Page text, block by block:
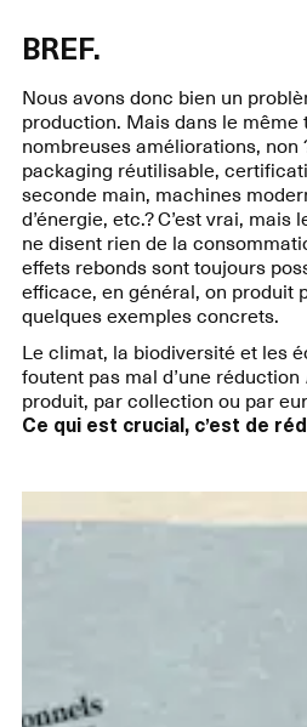
BREF.
Nous avons donc bien un
production. Mais dans le même
nombreuses améliorations,
packaging réutilisable,
seconde main, machines
d’énergie, etc.? C’est vrai,
ne disent rien de la
effets rebonds sont toujours
efficace, en général, on produit
quelques exemples concrets.
Le climat, la biodiversité et les
foutent pas mal d’une réduction
produit, par collection ou par
Ce qui est crucial, c’est de